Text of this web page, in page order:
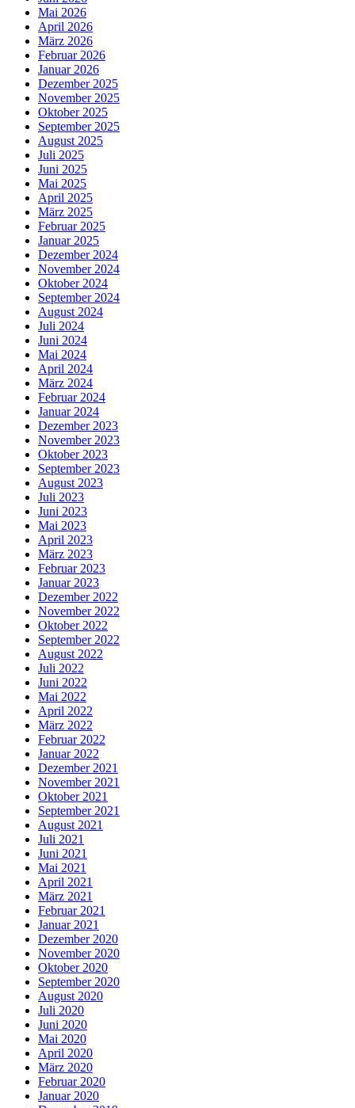
Mai 2026
April 2026
März 2026
Februar 2026
Januar 2026
Dezember 2025
November 2025
Oktober 2025
September 2025
August 2025
Juli 2025
Juni 2025
Mai 2025
April 2025
März 2025
Februar 2025
Januar 2025
Dezember 2024
November 2024
Oktober 2024
September 2024
August 2024
Juli 2024
Juni 2024
Mai 2024
April 2024
März 2024
Februar 2024
Januar 2024
Dezember 2023
November 2023
Oktober 2023
September 2023
August 2023
Juli 2023
Juni 2023
Mai 2023
April 2023
März 2023
Februar 2023
Januar 2023
Dezember 2022
November 2022
Oktober 2022
September 2022
August 2022
Juli 2022
Juni 2022
Mai 2022
April 2022
März 2022
Februar 2022
Januar 2022
Dezember 2021
November 2021
Oktober 2021
September 2021
August 2021
Juli 2021
Juni 2021
Mai 2021
April 2021
März 2021
Februar 2021
Januar 2021
Dezember 2020
November 2020
Oktober 2020
September 2020
August 2020
Juli 2020
Juni 2020
Mai 2020
April 2020
März 2020
Februar 2020
Januar 2020